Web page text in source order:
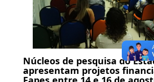
Núcleos de pesquisa do
apresentam projetos